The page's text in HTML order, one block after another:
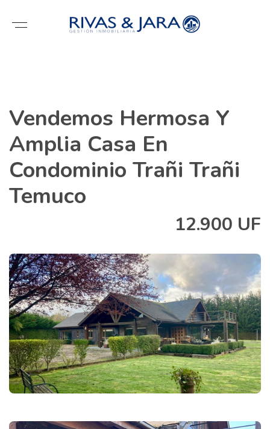
Vendemos Hermosa Y
Amplia Casa En
Condominio Trañi Trañi
Temuco
12.900 UF